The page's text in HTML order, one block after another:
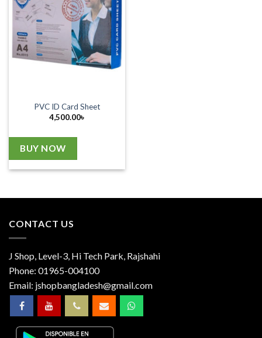
PVC ID Card Sheet
4,500.00৳
BUY NOW
CONTACT US
J Shop, Level-3, Hi Tech Park, Rajshahi
Phone: 01965-004100
Email: jshopbangladesh@gmail.com